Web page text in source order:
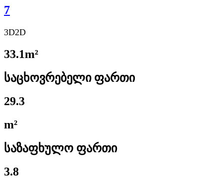
7
3D2D
33.1m²
საცხოვრებელი ფართი
29.3
m²
საზაფხულო ფართი
3.8